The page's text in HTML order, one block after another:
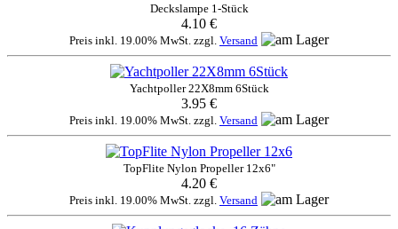
Deckslampe 1-Stück
4.10 €
Preis inkl. 19.00% MwSt. zzgl. Versand
Yachtpoller 22X8mm 6Stück
3.95 €
Preis inkl. 19.00% MwSt. zzgl. Versand
TopFlite Nylon Propeller 12x6"
4.20 €
Preis inkl. 19.00% MwSt. zzgl. Versand